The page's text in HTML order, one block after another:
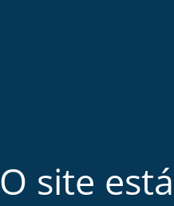
O site